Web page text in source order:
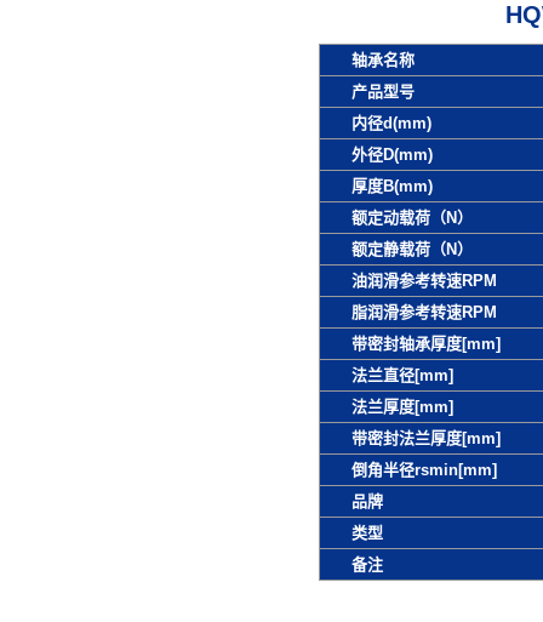
轴承名称
产品型号
内径d(mm)
外径D(mm)
厚度B(mm)
额定动载荷（N）
额定静载荷（N）
油润滑参考转速RPM
脂润滑参考转速RPM
带密封轴承厚度[mm]
法兰直径[mm]
法兰厚度[mm]
带密封法兰厚度[mm]
倒角半径rsmin[mm]
品牌
类型
备注